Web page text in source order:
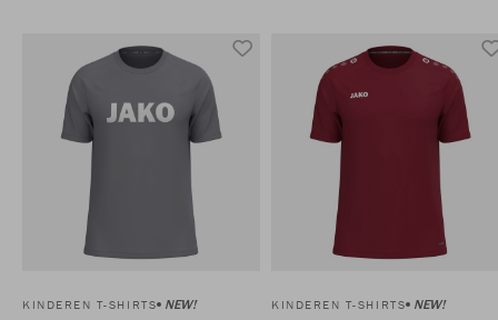
KINDEREN T-SHIRTS NEW! KINDEREN T-SHIRTS NEW!